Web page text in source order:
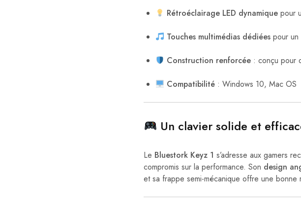
Rétroéclairage LED dynamique pour
Touches multimédias dédiées pour
Construction renforcée : conçu pour
Compatibilité : Windows 10, Mac OS
Un clavier solide et
Le Bluestork Keyz 1 s’adresse aux gamers
compromis sur la performance. Son design
et sa frappe semi-mécanique offre une bonne